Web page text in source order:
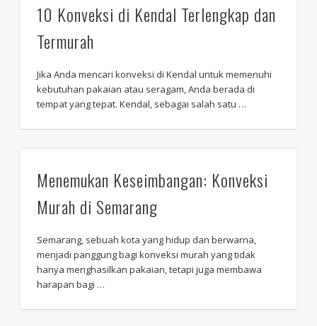
10 Konveksi di Kendal Terlengkap dan
Termurah
Jika Anda mencari konveksi di Kendal untuk memenuhi
kebutuhan pakaian atau seragam, Anda berada di
tempat yang tepat. Kendal, sebagai salah satu …
Menemukan Keseimbangan: Konveksi
Murah di Semarang
Semarang, sebuah kota yang hidup dan berwarna,
menjadi panggung bagi konveksi murah yang tidak
hanya menghasilkan pakaian, tetapi juga membawa
harapan bagi …